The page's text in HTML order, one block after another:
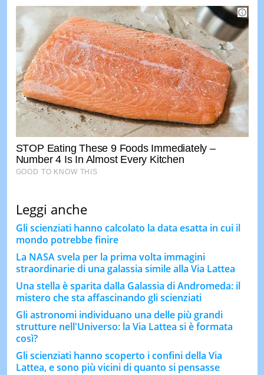
Leggi anche
Gli scienziati hanno calcolato la data esatta in cui il
mondo potrebbe finire
La NASA svela per la prima volta immagini
straordinarie di una galassia simile alla Via Lattea
Una stella è sparita dalla Galassia di Andromeda: il
mistero che sta affascinando gli scienziati
Gli astronomi individuano una delle più grandi
strutture nell'Universo: la Via Lattea si è formata
così?
Gli scienziati hanno scoperto i confini della Via
Lattea, e sono più vicini di quanto si pensasse